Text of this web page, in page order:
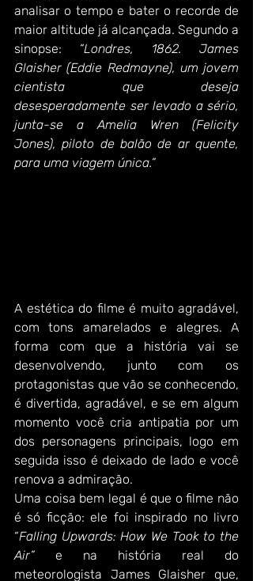
analisar o tempo e bater o recorde de
maior altitude já alcançada. Segundo a
sinopse: “Londres, 1862. James
Glaisher (Eddie Redmayne), um jovem
cientista que deseja
desesperadamente ser levado a sério,
junta-se a Amelia Wren (Felicity
Jones), piloto de balão de ar quente,
para uma viagem única.”
A estética do filme é muito agradável,
com tons amarelados e alegres. A
forma com que a história vai se
desenvolvendo, junto com os
protagonistas que vão se conhecendo,
é divertida, agradável, e se em algum
momento você cria antipatia por um
dos personagens principais, logo em
seguida isso é deixado de lado e você
renova a admiração.
Uma coisa bem legal é que o filme não
é só ficção: ele foi inspirado no livro
“Falling Upwards: How We Took to the
Air” e na história real do
meteorologista James Glaisher que,